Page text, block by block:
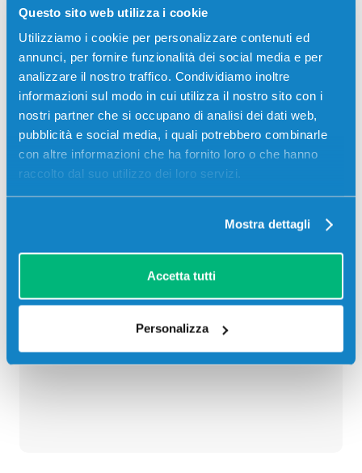
Questo sito web utilizza i cookie
Utilizziamo i cookie per personalizzare contenuti ed
annunci, per fornire funzionalità dei social media e per
analizzare il nostro traffico. Condividiamo inoltre
informazioni sul modo in cui utilizza il nostro sito con i
nostri partner che si occupano di analisi dei dati web,
pubblicità e social media, i quali potrebbero combinarle
con altre informazioni che ha fornito loro o che hanno
raccolto dal suo utilizzo dei loro servizi.
Mostra dettagli
Accetta tutti
Personalizza
6400 pagine per Stampanti: Ricoh SP370, Ricoh
SP377DNWX, Ricoh SP377SFNWX
14,00€
CONSEGNA IN 24/48 ORE
Aggiungi al carrello
Toner originale Ricoh 408162 TYPESP377XE NERO
6400 pagine per Stampanti: Ricoh SP370, Ricoh